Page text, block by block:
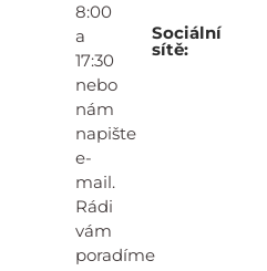
8:00
a
17:30
nebo
nám
napište
e-
mail.
Rádi
vám
poradíme
Sociální
sítě: